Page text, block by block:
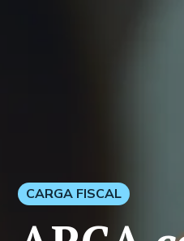
CARGA FISCAL